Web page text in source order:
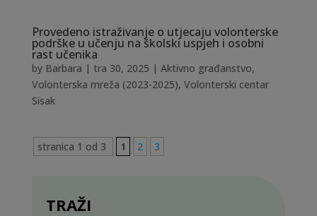
Provedeno istraživanje o utjecaju volonterske
podrške u učenju na školski uspjeh i osobni
rast učenika
by Barbara | tra 30, 2025 | Aktivno građanstvo,
Volonterska mreža (2023-2025), Volonterski centar
Sisak
stranica 1 od 3 1 2 3
TRAŽI